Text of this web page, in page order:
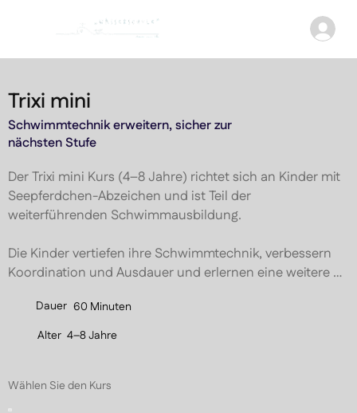
Trixi mini
Schwimmtechnik erweitern, sicher zur
nächsten Stufe
Der Trixi mini Kurs (4–8 Jahre) richtet sich an Kinder mit
Seepferdchen-Abzeichen und ist Teil der
weiterführenden Schwimmausbildung.
Die Kinder vertiefen ihre Schwimmtechnik, verbessern
Koordination und Ausdauer und erlernen eine weitere
Durch strukturierte Übungsabläufe werden
Dauer 60 Minuten
Alter 4–8 Jahre
Wählen Sie den Kurs